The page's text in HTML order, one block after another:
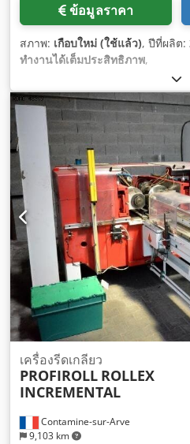
ข้อมูลราคา
สภาพ: เกือบใหม่ (ใช้แล้ว), ปีที่ผลิต:
ทำงานได้เต็มประสิทธิภาพ,
Contamine-sur-Arve
9,103 km
เครื่องรีดเกลียว
PROFIROLL ROLLEX
INCREMENTAL